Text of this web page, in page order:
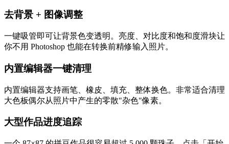
去背景 + 图像调整
一键吸管即可让背景色变透明。亮度、对比度和饱和度滑块让
你不用 Photoshop 也能在转换前精修输入照片。
内置编辑器一键清理
内置编辑器支持画笔、橡皮、填充、整体换色。非常适合清理
大色板偶尔从照片中产生的零散"杂色"像素。
大型作品进度追踪